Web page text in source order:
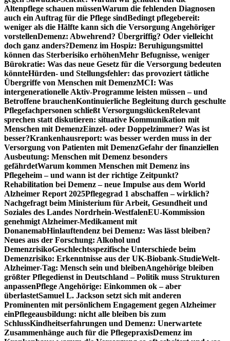
Altenpflege schauen müssenWarum die fehlenden Diagnosen
auch ein Auftrag für die Pflege sindBedingt pflegebereit:
weniger als die Hälfte kann sich die Versorgung Angehöriger
vorstellenDemenz: Abwehrend? Übergriffig? Oder vielleicht
doch ganz anders?Demenz im Hospiz: Beruhigungsmittel
können das Sterberisiko erhöhenMehr Befugnisse, weniger
Bürokratie: Was das neue Gesetz für die Versorgung bedeuten
könnteHürden- und Stellungsfehler: das provoziert tätliche
Übergriffe von Menschen mit DemenzMCI: Was
intergenerationelle Aktiv-Programme leisten müssen – und
Betroffene brauchenKontinuierliche Begleitung durch geschulte
Pflegefachpersonen schließt VersorgungslückenRelevant
sprechen statt diskutieren: situative Kommunikation mit
Menschen mit DemenzEinzel- oder Doppelzimmer? Was ist
besser?Krankenhausreport: was besser werden muss in der
Versorgung von Patienten mit DemenzGefahr der finanziellen
Ausbeutung: Menschen mit Demenz besonders
gefährdetWarum kommen Menschen mit Demenz ins
Pflegeheim – und wann ist der richtige Zeitpunkt?
Rehabilitation bei Demenz – neue Impulse aus dem World
Alzheimer Report 2025Pflegegrad 1 abschaffen – wirklich?
Nachgefragt beim Ministerium für Arbeit, Gesundheit und
Soziales des Landes Nordrhein-WestfalenEU-Kommission
genehmigt Alzheimer-Medikament mit
DonanemabHinlauftendenz bei Demenz: Was lässt bleiben?
Neues aus der Forschung: Alkohol und
DemenzrisikoGeschlechtsspezifische Unterschiede beim
Demenzrisiko: Erkenntnisse aus der UK-Biobank-StudieWelt-
Alzheimer-Tag: Mensch sein und bleibenAngehörige bleiben
größter Pflegedienst in Deutschland – Politik muss Strukturen
anpassenPflege Angehörige: Einkommen ok – aber
überlastetSamuel L. Jackson setzt sich mit anderen
Prominenten mit persönlichem Engagement gegen Alzheimer
einPflegeausbildung: nicht alle bleiben bis zum
SchlussKindheitserfahrungen und Demenz: Unerwartete
Zusammenhänge auch für die PflegepraxisDemenz im